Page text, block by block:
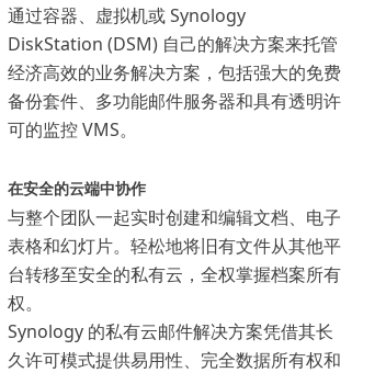
通过容器、虚拟机或 Synology
DiskStation (DSM) 自己的解决方案来托管
经济高效的业务解决方案，包括强大的免费
备份套件、多功能邮件服务器和具有透明许
可的监控 VMS。
在安全的云端中协作
与整个团队一起实时创建和编辑文档、电子
表格和幻灯片。轻松地将旧有文件从其他平
台转移至安全的私有云，全权掌握档案所有
权。
Synology 的私有云邮件解决方案凭借其长
久许可模式提供易用性、完全数据所有权和